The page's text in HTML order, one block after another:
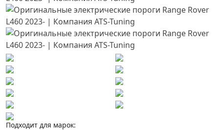
Подходит для марок: